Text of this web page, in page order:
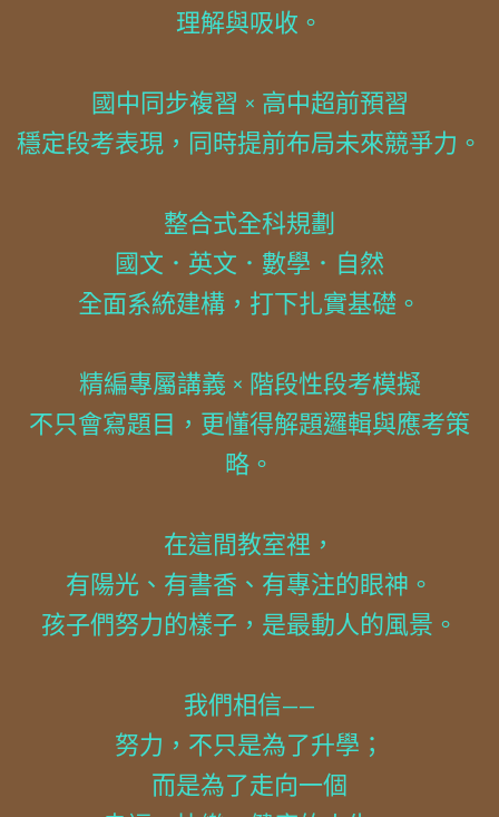
理解與吸收。
國中同步複習 × 高中超前預習
穩定段考表現，同時提前布局未來競爭力。
整合式全科規劃
國文．英文．數學．自然
全面系統建構，打下扎實基礎。
精編專屬講義 × 階段性段考模擬
不只會寫題目，更懂得解題邏輯與應考策
略。
在這間教室裡，
有陽光、有書香、有專注的眼神。
孩子們努力的樣子，是最動人的風景。
我們相信——
努力，不只是為了升學；
而是為了走向一個